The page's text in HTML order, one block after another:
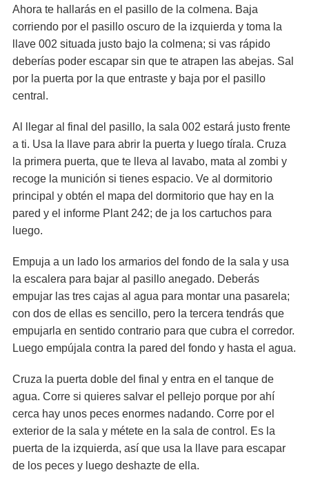
Ahora te hallarás en el pasillo de la colmena. Baja
corriendo por el pasillo oscuro de la izquierda y toma la
llave 002 situada justo bajo la colmena; si vas rápido
deberías poder escapar sin que te atrapen las abejas. Sal
por la puerta por la que entraste y baja por el pasillo
central.
Al llegar al final del pasillo, la sala 002 estará justo frente
a ti. Usa la llave para abrir la puerta y luego tírala. Cruza
la primera puerta, que te lleva al lavabo, mata al zombi y
recoge la munición si tienes espacio. Ve al dormitorio
principal y obtén el mapa del dormitorio que hay en la
pared y el informe Plant 242; de ja los cartuchos para
luego.
Empuja a un lado los armarios del fondo de la sala y usa
la escalera para bajar al pasillo anegado. Deberás
empujar las tres cajas al agua para montar una pasarela;
con dos de ellas es sencillo, pero la tercera tendrás que
empujarla en sentido contrario para que cubra el corredor.
Luego empújala contra la pared del fondo y hasta el agua.
Cruza la puerta doble del final y entra en el tanque de
agua. Corre si quieres salvar el pellejo porque por ahí
cerca hay unos peces enormes nadando. Corre por el
exterior de la sala y métete en la sala de control. Es la
puerta de la izquierda, así que usa la llave para escapar
de los peces y luego deshazte de ella.